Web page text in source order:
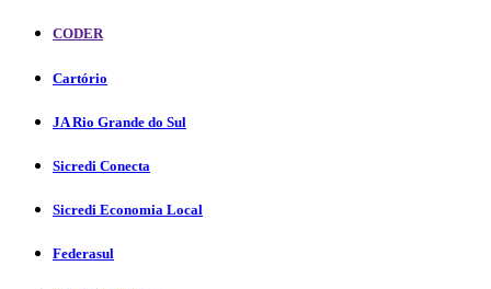
CODER
Cartório
JA Rio Grande do Sul
Sicredi Conecta
Sicredi Economia Local
Federasul